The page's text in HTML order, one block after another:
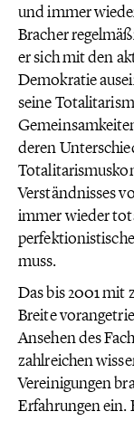
und immer
Bracher
er sich mit den
Demokratie
seine
deren
Verständnisses
immer wieder
muss.
Das bis 2001 mit
Breite
Ansehen des
zahlreichen
Vereinigungen
Erfahrungen ein.